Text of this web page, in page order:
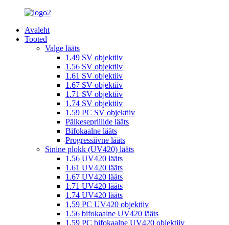
Avaleht
Tooted
Valge lääts
1.49 SV objektiiv
1.56 SV objektiiv
1.61 SV objektiiv
1.67 SV objektiiv
1.71 SV objektiiv
1.74 SV objektiiv
1.59 PC SV objektiiv
Päikeseprillide lääts
Bifokaalne lääts
Progressiivne lääts
Sinine plokk (UV420) lääts
1.56 UV420 lääts
1.61 UV420 lääts
1.67 UV420 lääts
1.71 UV420 lääts
1.74 UV420 lääts
1,59 PC UV420 objektiiv
1.56 bifokaalne UV420 lääts
1,59 PC bifokaalne UV420 objektiiv